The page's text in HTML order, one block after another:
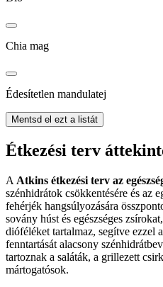
Chia mag
Édesítetlen mandulatej
Mentsd el ezt a listát
Étkezési terv
A Atkins étkezési terv az
szénhidrátok csökkentésére és az
fehérjék hangsúlyozására
sovány húst és egészséges
dióféléket tartalmaz, segítve ezzel
fenntartását alacsony
tartoznak a saláták, a grillezett
mártogatósok.